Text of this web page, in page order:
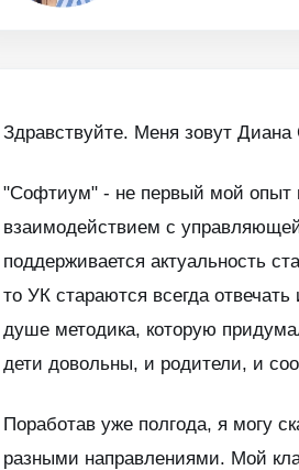
Здравствуйте. Меня зовут
"Софтиум" - не первый мой опыт
взаимодействием с
поддерживается актуальность
то УК стараются всегда
душе методика, которую
дети довольны, и родители, и
Поработав уже полгода, я могу
разными направлениями. Мой